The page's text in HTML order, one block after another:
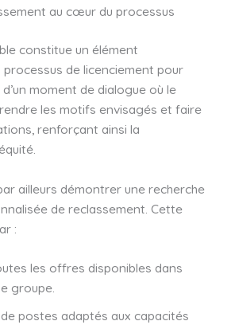
au cœur du processus
constitue un élément
de licenciement pour
moment de dialogue où le
les motifs envisagés et faire
renforçant ainsi la
ailleurs démontrer une recherche
de reclassement. Cette
:
les offres disponibles dans
groupe.
postes adaptés aux capacités